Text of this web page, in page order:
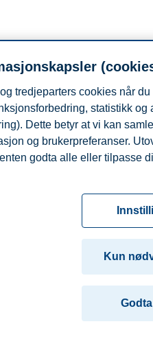
tredjeparters cookies når
statistikk
Dette betyr at vi kan
og brukerpreferanser.
godta alle eller tilpasse
Du kan når som helst
nederst på nettsiden vår.
cookie-erklæring
Kun